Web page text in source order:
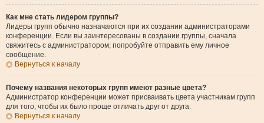
Как мне стать лидером группы?
Лидеры групп обычно назначаются при их создании администраторами
конференции. Если вы заинтересованы в создании группы, сначала
свяжитесь с администратором; попробуйте отправить ему личное
сообщение.
Вернуться к началу
Почему названия некоторых групп имеют разные цвета?
Администратор конференции может присваивать цвета участникам групп
для того, чтобы их было проще отличать друг от друга.
Вернуться к началу